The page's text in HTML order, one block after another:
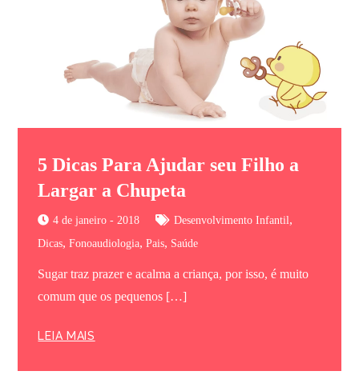
5 Dicas Para Ajudar seu Filho a
Largar a Chupeta
4 de janeiro - 2018 Desenvolvimento Infantil,
Dicas,Fonoaudiologia,Pais, Saúde
Sugar traz prazer e acalma a criança, por isso, é muito
comum que os pequenos […]
LEIA MAIS